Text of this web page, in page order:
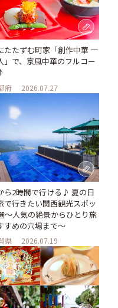
たたずむ町家「創作中華 一
」で、京風中華のフルコー
府 2026.07.27
ら2時間で行ける♪ 夏の日
で行きたい関西観光スポッ
～人気の絶景からひとり旅
すめの穴場まで～
県 2026.07.19